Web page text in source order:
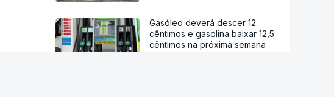
Gasóleo deverá descer 12
cêntimos e gasolina baixar 12,5
cêntimos na próxima semana